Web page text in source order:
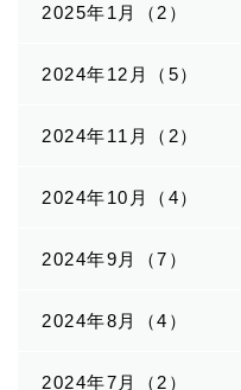
2025年1月（2）
2024年12月（5）
2024年11月（2）
2024年10月（4）
2024年9月（7）
2024年8月（4）
2024年7月（2）